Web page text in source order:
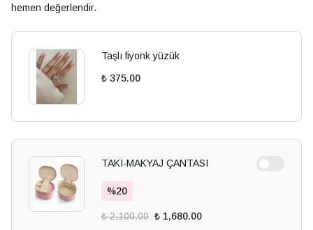
hemen değerlendir.
Taşlı fiyonk yüzük
₺ 375.00
TAKI-MAKYAJ ÇANTASI
%20
₺ 2,100.00 ₺ 1,680.00